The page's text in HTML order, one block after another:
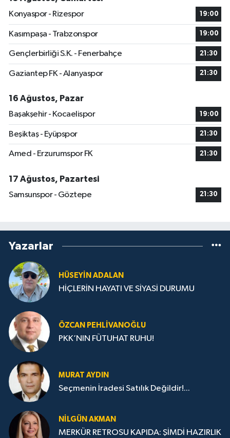
Konyaspor - Rizespor
19:00
Kasımpaşa - Trabzonspor 19:00
Gençlerbirliği S.K. - Fenerbahçe 21:30
Gaziantep FK - Alanyaspor 21:30
16 Ağustos, Pazar
Başakşehir - Kocaelispor
19:00
Beşiktaş - Eyüpspor 21:30
Amed - Erzurumspor FK 21:30
17 Ağustos, Pazartesi
Samsunspor - Göztepe
21:30
Yazarlar
HÜSEYIN ADALAN
HİÇLERİN HAYATI VE SİYASİ DURUMU
ÖZCAN PEHLIVANOĞLU
PKK’NIN FÜTUHAT RUHU!
MURAT AYDIN
Seçmenin İradesi Satılık Değildir!...
NILGÜN AKMAN
MERKÜR RETROSU KAPIDA: ŞİMDİ HAZIRLIK